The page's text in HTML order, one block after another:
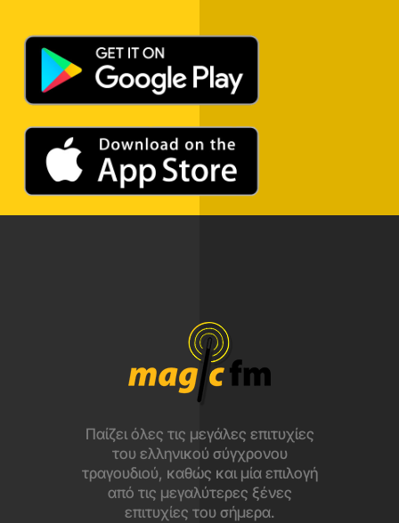
Παίζει όλες τις μεγάλες επιτυχίες
του ελληνικού σύγχρονου
τραγουδιού, καθώς και μία επιλογή
από τις μεγαλύτερες ξένες
επιτυχίες του σήμερα.